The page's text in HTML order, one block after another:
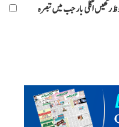
اگلی بار جب میں تبصرہ